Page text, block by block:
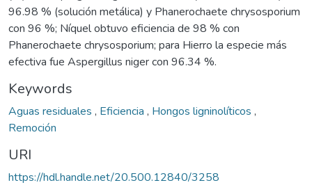
96.98 % (solución metálica) y Phanerochaete chrysosporium
con 96 %; Níquel obtuvo eficiencia de 98 % con
Phanerochaete chrysosporium; para Hierro la especie más
efectiva fue Aspergillus niger con 96.34 %.
Keywords
Aguas residuales , Eficiencia , Hongos ligninolíticos ,
Remoción
URI
https://hdl.handle.net/20.500.12840/3258